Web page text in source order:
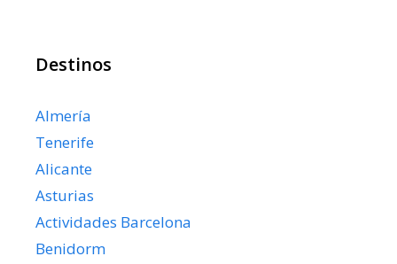
Destinos
Almería
Tenerife
Alicante
Asturias
Actividades Barcelona
Benidorm